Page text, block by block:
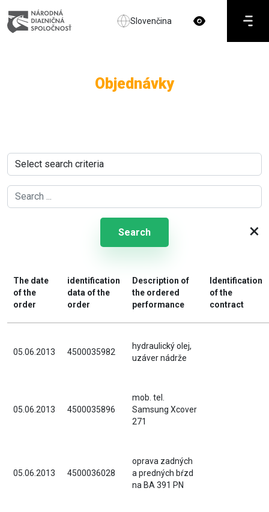
Slovenčina
Objednávky
Search ×
The date
of the
order
identification
data of the
order
Description of
the ordered
performance
Identification
of the
contract
05.06.2013 4500035982
hydraulický olej,
uzáver nádrže
05.06.2013 4500035896
mob. tel.
Samsung Xcover
271
05.06.2013 4500036028
oprava zadných
a predných bŕzd
na BA 391 PN